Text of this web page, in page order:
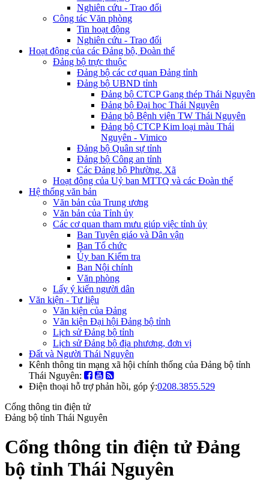
Nghiên cứu - Trao đổi
Công tác Văn phòng
Tin hoạt động
Nghiên cứu - Trao đổi
Hoạt động của các Đảng bộ, Đoàn thể
Đảng bộ trực thuộc
Đảng bộ các cơ quan Đảng tỉnh
Đảng bộ UBND tỉnh
Đảng bộ CTCP Gang thép Thái Nguyên
Đảng bộ Đại học Thái Nguyên
Đảng bộ Bệnh viện TW Thái Nguyên
Đảng bộ CTCP Kim loại màu Thái
Nguyên - Vimico
Đảng bộ Quân sự tỉnh
Đảng bộ Công an tỉnh
Các Đảng bộ Phường, Xã
Hoạt động của Uỷ ban MTTQ và các Đoàn thể
Hệ thống văn bản
Văn bản của Trung ương
Văn bản của Tỉnh ủy
Các cơ quan tham mưu giúp việc tỉnh ủy
Ban Tuyên giáo và Dân vận
Ban Tổ chức
Ủy ban Kiểm tra
Ban Nội chính
Văn phòng
Lấy ý kiến người dân
Văn kiện - Tư liệu
Văn kiện của Đảng
Văn kiện Đại hội Đảng bộ tỉnh
Lịch sử Đảng bộ tỉnh
Lịch sử Đảng bộ địa phương, đơn vị
Đất và Người Thái Nguyên
Kênh thông tin mạng xã hội chính thống của Đảng bộ tỉnh
Thái Nguyên:
Điện thoại hỗ trợ phản hồi, góp ý:0208.3855.529
Cổng thông tin điện tử
Đảng bộ tỉnh Thái Nguyên
Cổng thông tin điện tử Đảng
bộ tỉnh Thái Nguyên